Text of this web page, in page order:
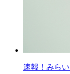
速報！みら